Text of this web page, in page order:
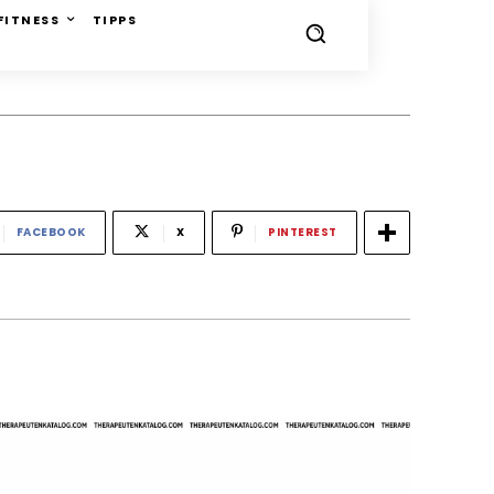
TIPPS
FACEBOOK X PINTEREST